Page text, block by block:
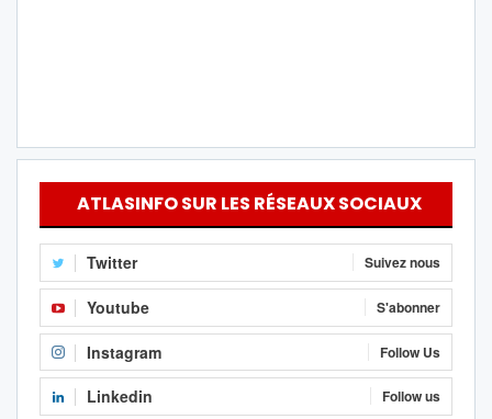
ATLASINFO SUR LES RÉSEAUX SOCIAUX
Twitter Suivez nous
Youtube S'abonner
Instagram Follow Us
Linkedin Follow us